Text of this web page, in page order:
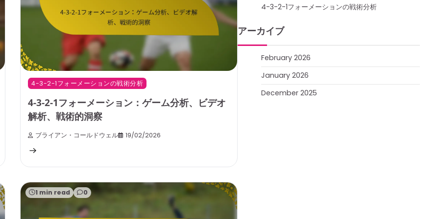
4-3-2-1フォーメーションの戦術分析
4-3-2-1フォーメーション：ゲーム分析、ビデオ
解析、戦術的洞察
ブライアン・コールドウェル 19/02/2026
1 min read 0
4-3-2-1フォーメーションの戦術分析
アーカイブ
February 2026
January 2026
December 2025